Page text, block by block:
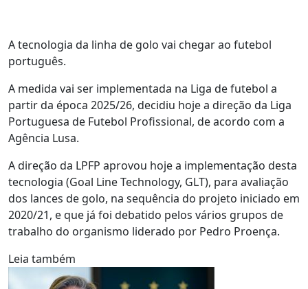
A tecnologia da linha de golo vai chegar ao futebol
português.
A medida vai ser implementada na Liga de futebol a
partir da época 2025/26, decidiu hoje a direção da Liga
Portuguesa de Futebol Profissional, de acordo com a
Agência Lusa.
A direção da LPFP aprovou hoje a implementação desta
tecnologia (Goal Line Technology, GLT), para avaliação
dos lances de golo, na sequência do projeto iniciado em
2020/21, e que já foi debatido pelos vários grupos de
trabalho do organismo liderado por Pedro Proença.
Leia também